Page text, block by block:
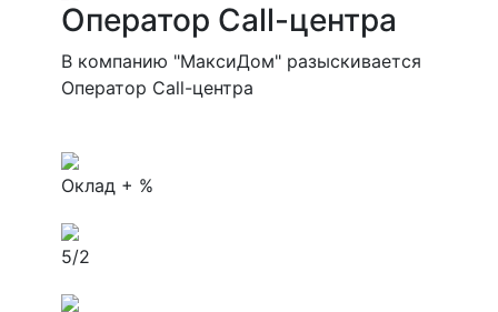
Оператор Call-центра
В компанию "МаксиДом" разыскивается
Оператор Call-центра
Оклад + %
5/2